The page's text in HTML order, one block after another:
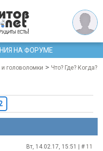
НА ФОРУМЕ
головоломки > Что? Где? Когда?
Вт, 14.02.17, 15:51 | # 11